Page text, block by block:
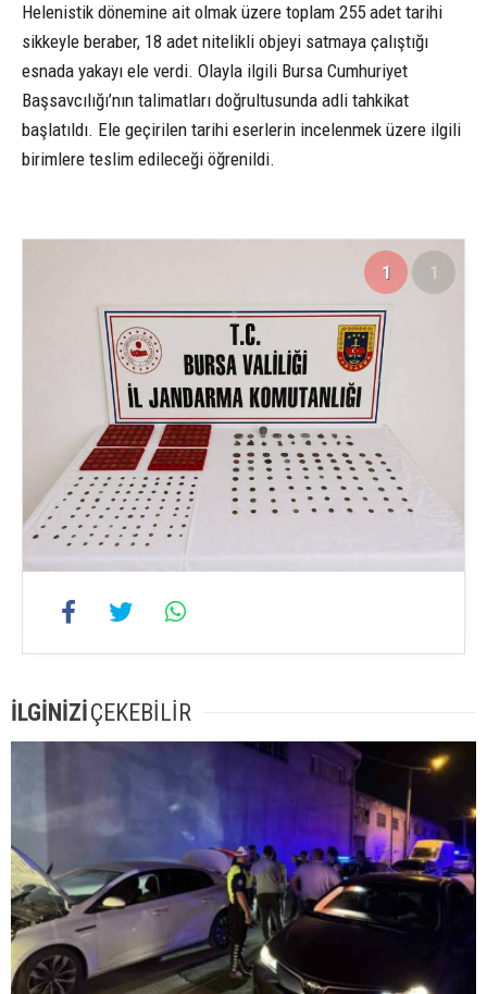
Helenistik dönemine ait olmak üzere toplam 255 adet tarihi
sikkeyle beraber, 18 adet nitelikli objeyi satmaya çalıştığı
esnada yakayı ele verdi. Olayla ilgili Bursa Cumhuriyet
Başsavcılığı’nın talimatları doğrultusunda adli tahkikat
başlatıldı. Ele geçirilen tarihi eserlerin incelenmek üzere ilgili
birimlere teslim edileceği öğrenildi.
1 1
İLGİNİZİÇEKEBİLİR